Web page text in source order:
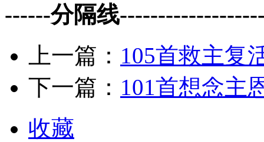
------分隔线
上一篇： 105首救主复
下一篇： 101首想念主
收藏